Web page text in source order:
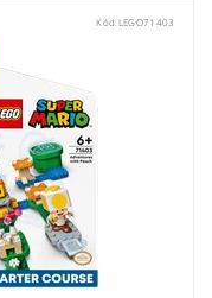
Kód:LEGO71403